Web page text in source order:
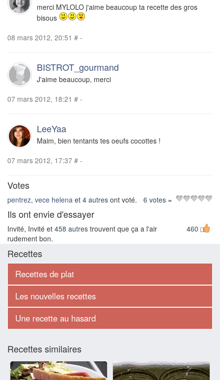
merci MYLOLO j'aime beaucoup ta recette des gros
bisous
08 mars 2012, 20:51 # -
BISTROT_gourmand
J'aime beaucoup, merci
07 mars 2012, 18:21 # -
LeeYaa
Maim, bien tentants tes oeufs cocottes !
07 mars 2012, 17:37 # -
Votes
pentrez, vece helena et 4 autres ont voté. =
6 votes
Ils ont envie d'essayer
460
Invité, Invité et 458 autres trouvent que ça a l'air
rudement bon.
Recettes
Recettes de plat
Les nouvelles recettes
Une recette au hasard
Recettes similaires